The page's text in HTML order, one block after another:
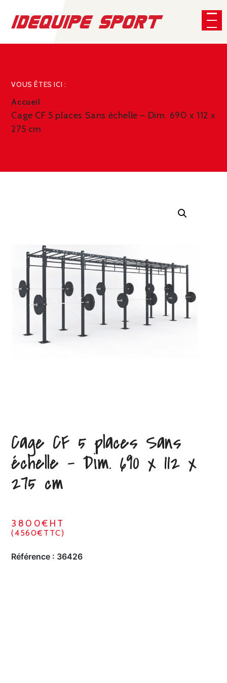
VOUS ÊTES ICI :
Accueil
Cage CF 5 places Sans échelle – Dim. 690 x 112 x
275 cm
Cage CF 5 places Sans
échelle – Dim. 690 x 112 x
275 cm
3800€HT
(4560€TTC)
Référence : 36426